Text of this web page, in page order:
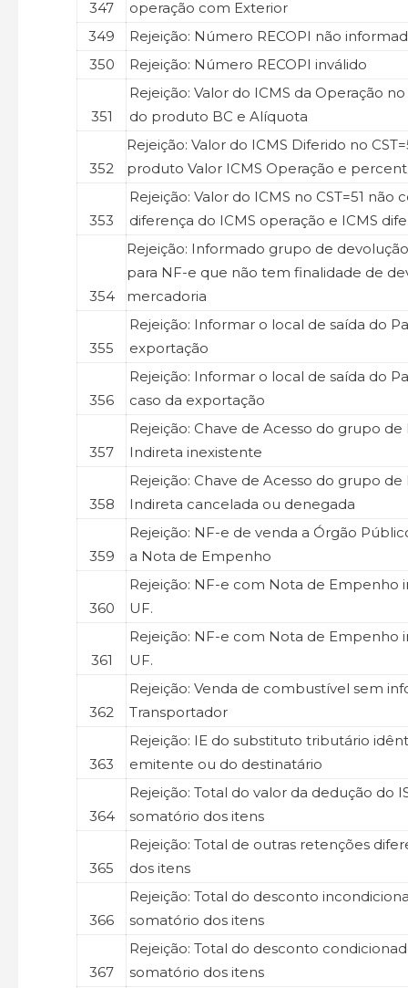
347
operação com Exterior
349
Rejeição: Número RECOPI não
350
Rejeição: Número RECOPI inválido
351
Rejeição: Valor do ICMS da Operação no
do produto BC e Alíquota
352
Rejeição: Valor do ICMS Diferido no
produto Valor ICMS Operação e
353
Rejeição: Valor do ICMS no CST=51 não
diferença do ICMS operação e ICMS
354
Rejeição: Informado grupo de
para NF-e que não tem finalidade de
mercadoria
355
Rejeição: Informar o local de saída do
exportação
356
Rejeição: Informar o local de saída do
caso da exportação
357
Rejeição: Chave de Acesso do grupo
Indireta inexistente
358
Rejeição: Chave de Acesso do grupo
Indireta cancelada ou denegada
359
Rejeição: NF-e de venda a Órgão
a Nota de Empenho
360
Rejeição: NF-e com Nota de Empenho
UF.
361
Rejeição: NF-e com Nota de Empenho
UF.
362
Rejeição: Venda de combustível sem
Transportador
363
Rejeição: IE do substituto tributário
emitente ou do destinatário
364
Rejeição: Total do valor da dedução do
somatório dos itens
365
Rejeição: Total de outras retenções
dos itens
366
Rejeição: Total do desconto
somatório dos itens
367
Rejeição: Total do desconto
somatório dos itens